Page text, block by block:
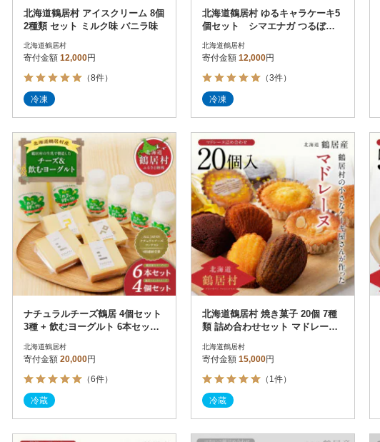
d払い
金融機関(Pay-easy決済)
結果を見る（
北海道鶴居村 アイスクリーム 8個
2種類 セット ミルク味 バニラ味
北海道鶴居村
寄付金額 12,000円
（8件）
冷凍
北海道鶴居村 ゆるキャラケーキ5
個セット シマエナガ つるぼー
ひなぼー チーズケーキ 夕日のケ
ーキ
北海道鶴居村
寄付金額 12,000円
（3件）
冷凍
ナチュラルチーズ鶴居 4個セット
3種 + 飲むヨーグルト 6本セット
北海道鶴居村
寄付金額 20,000円
（6件）
冷蔵
北海道鶴居村 焼き菓子 20個 7種
類 詰め合わせセット マドレーヌ
北海道鶴居村
寄付金額 15,000円
（1件）
冷蔵